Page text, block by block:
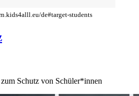
de#target-students
Schutz von Schüler*innen